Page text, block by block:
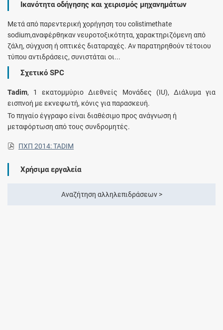
Ικανότητα οδήγησης και χειρισμός μηχανημάτων
Μετά από παρεντερική χορήγηση του colistimethate
sodium,αναφέρθηκαν νευροτοξικότητα, χαρακτηριζόμενη από
ζάλη, σύγχυση ή οπτικές διαταραχές. Αν παρατηρηθούν τέτοιου
τύπου αντιδράσεις, συνιστάται οι...
Σχετικό SPC
Tadim, 1 εκατομμύριο Διεθνείς Μονάδες (IU), Διάλυμα για
εισπνοή με εκνεφωτή, κόνις για παρασκευή.
Το πηγαίο έγγραφο είναι διαθέσιμο προς ανάγνωση ή
μεταφόρτωση από τους συνδρομητές.
ΠΧΠ 2014: TADIM
Χρήσιμα εργαλεία
Αναζήτηση αλληλεπιδράσεων >